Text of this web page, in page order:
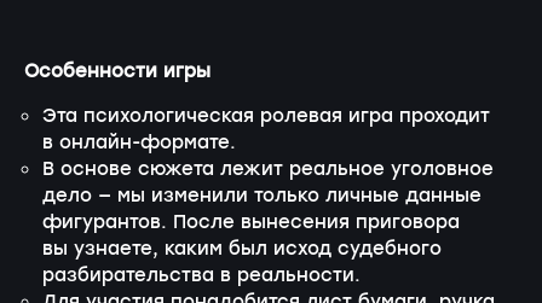
Особенности игры
Эта психологическая ролевая игра проходит
в онлайн-формате.
В основе сюжета лежит реальное уголовное
дело — мы изменили только личные данные
фигурантов. После вынесения приговора
вы узнаете, каким был исход судебного
разбирательства в реальности.